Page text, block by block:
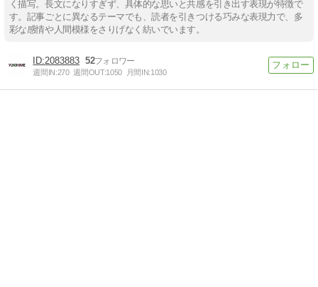
く描写。長文になりすぎず、具体的な思いと共感を引き出す表現が特徴で
す。記事ごとに異なるテーマでも、読者を引きつける巧みな表現力で、多
彩な感情や人間模様をさりげなく紡いでいます。
2083883 52
週間IN:270 週間OUT:1050 月間IN:1030